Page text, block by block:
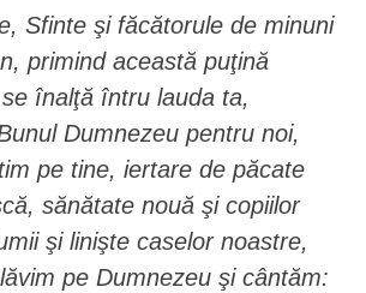
Sfinte şi făcătorule de minuni
primind această puţină
înalţă întru lauda ta,
Dumnezeu pentru noi,
pe tine, iertare de păcate
sănătate nouă şi copiilor
şi linişte caselor noastre,
pe Dumnezeu şi cântăm: